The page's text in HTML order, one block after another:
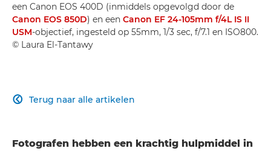
een Canon EOS 400D (inmiddels opgevolgd door de
Canon EOS 850D) en een Canon EF 24-105mm f/4L IS II
USM-objectief, ingesteld op 55mm, 1/3 sec, f/7.1 en ISO800.
© Laura El-Tantawy
Terug naar alle artikelen

Fotografen hebben een krachtig hulpmiddel in